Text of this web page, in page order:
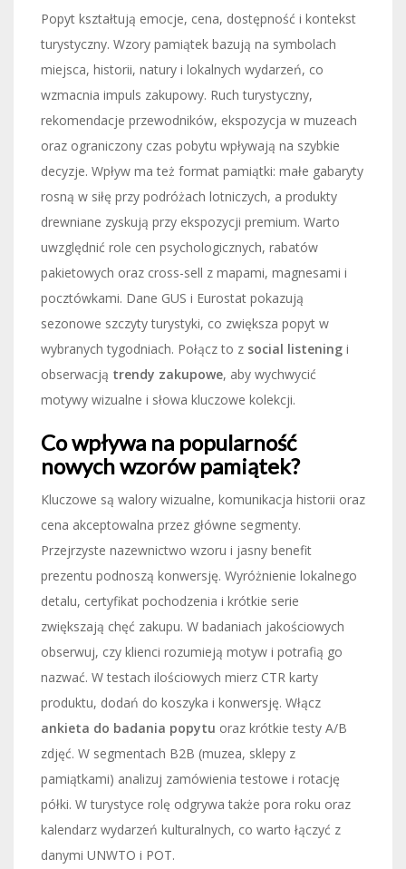
Popyt kształtują emocje, cena, dostępność i kontekst
turystyczny. Wzory pamiątek bazują na symbolach
miejsca, historii, natury i lokalnych wydarzeń, co
wzmacnia impuls zakupowy. Ruch turystyczny,
rekomendacje przewodników, ekspozycja w muzeach
oraz ograniczony czas pobytu wpływają na szybkie
decyzje. Wpływ ma też format pamiątki: małe gabaryty
rosną w siłę przy podróżach lotniczych, a produkty
drewniane zyskują przy ekspozycji premium. Warto
uwzględnić role cen psychologicznych, rabatów
pakietowych oraz cross-sell z mapami, magnesami i
pocztówkami. Dane GUS i Eurostat pokazują
sezonowe szczyty turystyki, co zwiększa popyt w
wybranych tygodniach. Połącz to z social listening i
obserwacją trendy zakupowe, aby wychwycić
motywy wizualne i słowa kluczowe kolekcji.
Co wpływa na popularność
nowych wzorów pamiątek?
Kluczowe są walory wizualne, komunikacja historii oraz
cena akceptowalna przez główne segmenty.
Przejrzyste nazewnictwo wzoru i jasny benefit
prezentu podnoszą konwersję. Wyróżnienie lokalnego
detalu, certyfikat pochodzenia i krótkie serie
zwiększają chęć zakupu. W badaniach jakościowych
obserwuj, czy klienci rozumieją motyw i potrafią go
nazwać. W testach ilościowych mierz CTR karty
produktu, dodań do koszyka i konwersję. Włącz
ankieta do badania popytu oraz krótkie testy A/B
zdjęć. W segmentach B2B (muzea, sklepy z
pamiątkami) analizuj zamówienia testowe i rotację
półki. W turystyce rolę odgrywa także pora roku oraz
kalendarz wydarzeń kulturalnych, co warto łączyć z
danymi UNWTO i POT.